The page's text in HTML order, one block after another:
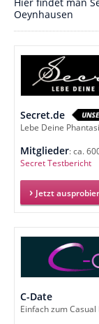
Oeynhausen
Secret.de
Lebe Deine
Mitglieder: ca.
Secret Testbericht
Jetzt
C-Date
Einfach zum Casual